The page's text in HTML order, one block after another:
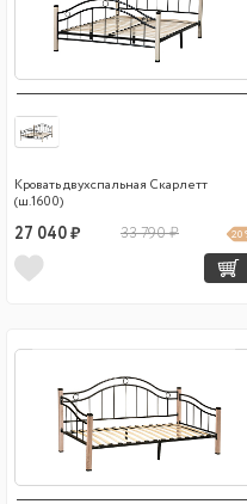
Кровать двухспальная Скарлетт
(ш.1600)
27 040 ₽ 33 790 ₽ 20